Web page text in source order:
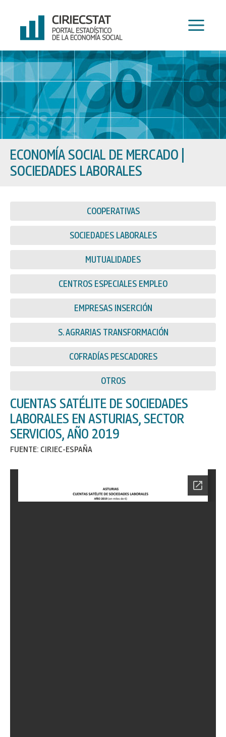
contenido
ECONOMÍA SOCIAL DE MERCADO
SOCIEDADES LABORALES
COOPERATIVAS
SOCIEDADES LABORALES
MUTUALIDADES
CENTROS ESPECIALES EMPLEO
EMPRESAS INSERCIÓN
S. AGRARIAS TRANSFORMACIÓN
COFRADÍAS PESCADORES
OTROS
CUENTAS SATÉLITE DE SOCIEDADES
LABORALES EN ASTURIAS, SECTOR
SERVICIOS, AÑO 2019
FUENTE: CIRIEC-ESPAÑA